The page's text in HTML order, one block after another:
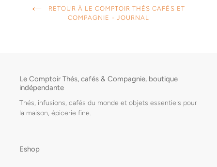
RETOUR À LE COMPTOIR THÉS CAFÉS ET
COMPAGNIE - JOURNAL
Le Comptoir Thés, cafés & Compagnie, boutique
indépendante
Thés, infusions, cafés du monde et objets essentiels pour
la maison, épicerie fine.
Eshop